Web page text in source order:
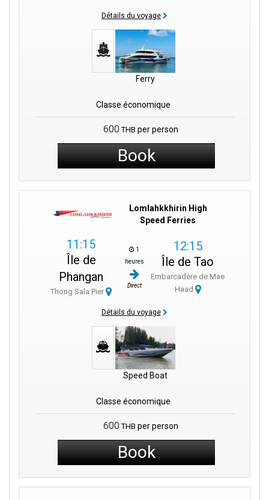
Détails du voyage
Ferry
Classe économique
600 THB per person
Book
Lomlahkkhirin High
Speed Ferries
11:15
Île de
Phangan
Thong Sala Pier
1
heures
Direct
12:15
Île de Tao
Embarcadère de Mae
Haad
Détails du voyage
Speed Boat
Classe économique
600 THB per person
Book